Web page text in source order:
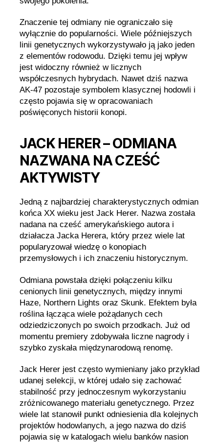
Znaczenie tej odmiany nie ograniczało się
wyłącznie do popularności. Wiele późniejszych
linii genetycznych wykorzystywało ją jako jeden
z elementów rodowodu. Dzięki temu jej wpływ
jest widoczny również w licznych
współczesnych hybrydach. Nawet dziś nazwa
AK-47 pozostaje symbolem klasycznej hodowli i
często pojawia się w opracowaniach
poświęconych historii konopi.
JACK HERER – ODMIANA
NAZWANA NA CZEŚĆ
AKTYWISTY
Jedną z najbardziej charakterystycznych odmian
końca XX wieku jest Jack Herer. Nazwa została
nadana na cześć amerykańskiego autora i
działacza Jacka Herera, który przez wiele lat
popularyzował wiedzę o konopiach
przemysłowych i ich znaczeniu historycznym.
Odmiana powstała dzięki połączeniu kilku
cenionych linii genetycznych, między innymi
Haze, Northern Lights oraz Skunk. Efektem była
roślina łącząca wiele pożądanych cech
odziedziczonych po swoich przodkach. Już od
momentu premiery zdobywała liczne nagrody i
szybko zyskała międzynarodową renomę.
Jack Herer jest często wymieniany jako przykład
udanej selekcji, w której udało się zachować
stabilność przy jednoczesnym wykorzystaniu
zróżnicowanego materiału genetycznego. Przez
wiele lat stanowił punkt odniesienia dla kolejnych
projektów hodowlanych, a jego nazwa do dziś
pojawia się w katalogach wielu banków nasion